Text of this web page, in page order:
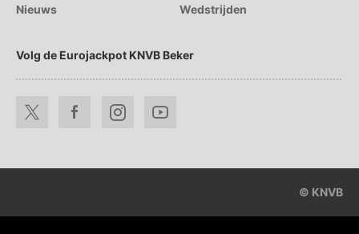
Nieuws Wedstrijden
Volg de Eurojackpot KNVB Beker
© KNVB